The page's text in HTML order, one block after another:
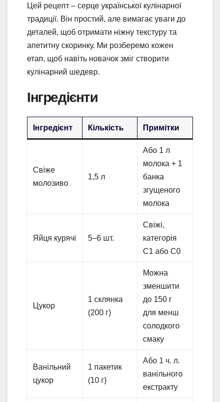
Цей рецепт – серце української кулінарної
традиції. Він простий, але вимагає уваги до
деталей, щоб отримати ніжну текстуру та
апетитну скоринку. Ми розберемо кожен
етап, щоб навіть новачок зміг створити
кулінарний шедевр.
Інгредієнти
Інгредієнт Кількість Примітки
Свіже
молозиво
1,5 л
Або 1 л
молока + 1
банка
згущеного
молока
Яйця курячі 5–6 шт.
Свіжі,
категорія
С1 або С0
Цукор
1 склянка
(200 г)
Можна
зменшити
до 150 г
для менш
солодкого
смаку
Ванільний
цукор
1 пакетик
(10 г)
Або 1 ч. л.
ванільного
екстракту